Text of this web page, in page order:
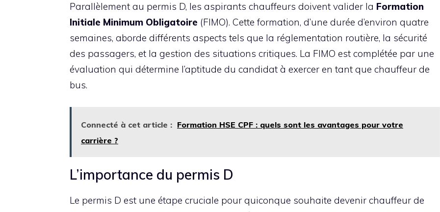
Parallèlement au permis D, les aspirants chauffeurs doivent valider la Formation
Initiale Minimum Obligatoire (FIMO). Cette formation, d’une durée d’environ quatre
semaines, aborde différents aspects tels que la réglementation routière, la sécurité
des passagers, et la gestion des situations critiques. La FIMO est complétée par une
évaluation qui détermine l’aptitude du candidat à exercer en tant que chauffeur de
bus.
Connecté à cet article : Formation HSE CPF : quels sont les avantages pour votre
carrière ?
L’importance du permis D
Le permis D est une étape cruciale pour quiconque souhaite devenir chauffeur de